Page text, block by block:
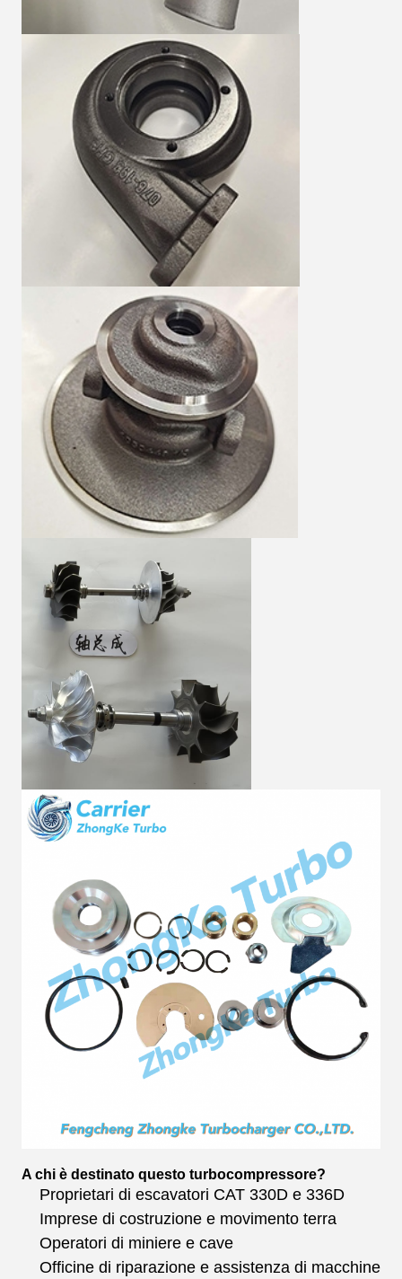
A chi è destinato questo turbocompressore?
Proprietari di escavatori CAT 330D e 336D
Imprese di costruzione e movimento terra
Operatori di miniere e cave
Officine di riparazione e assistenza di macchine